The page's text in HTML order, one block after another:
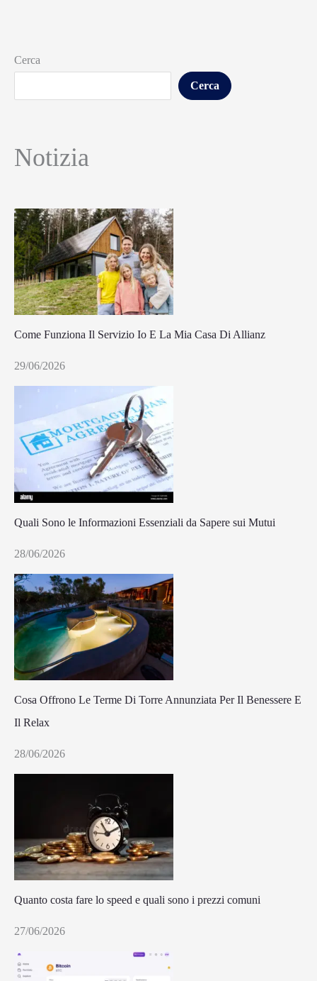
Cerca
Cerca
Notizia
Come Funziona Il Servizio Io E La Mia Casa Di Allianz
29/06/2026
Quali Sono le Informazioni Essenziali da Sapere sui Mutui
28/06/2026
Cosa Offrono Le Terme Di Torre Annunziata Per Il Benessere E
Il Relax
28/06/2026
Quanto costa fare lo speed e quali sono i prezzi comuni
27/06/2026